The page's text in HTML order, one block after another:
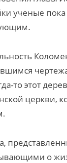
ученые
то этот
церкви,
о